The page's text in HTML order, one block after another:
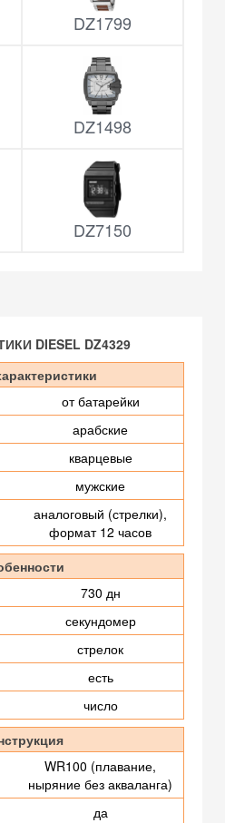
DZ1799
DZ1498
DZ7150
DIESEL DZ4329
от батарейки
арабские
кварцевые
мужские
аналоговый (стрелки),
формат 12 часов
730 дн
секундомер
стрелок
есть
число
WR100 (плавание,
ныряние без акваланга)
да